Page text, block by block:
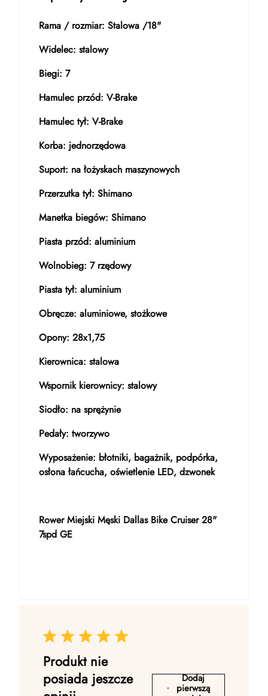
Rama / rozmiar: Stalowa /18"
Widelec: stalowy
Biegi: 7
Hamulec przód: V-Brake
Hamulec tył: V-Brake
Korba: jednorzędowa
Suport: na łożyskach maszynowych
Przerzutka tył: Shimano
Manetka biegów: Shimano
Piasta przód: aluminium
Wolnobieg: 7 rzędowy
Piasta tył: aluminium
Obręcze: aluminiowe, stożkowe
Opony: 28x1,75
Kierownica: stalowa
Wspornik kierownicy: stalowy
Siodło: na sprężynie
Pedały: tworzywo
Wyposażenie: błotniki, bagażnik, podpórka,
osłona łańcucha, oświetlenie LED, dzwonek
Rower Miejski Męski Dallas Bike Cruiser 28"
7spd GE
Produkt nie
posiada jeszcze
Dodaj
pierwszą